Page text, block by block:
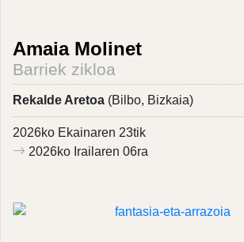
Amaia Molinet
Barriek zikloa
Rekalde Aretoa (Bilbo, Bizkaia)
2026ko Ekainaren 23tik
2026ko Irailaren 06ra